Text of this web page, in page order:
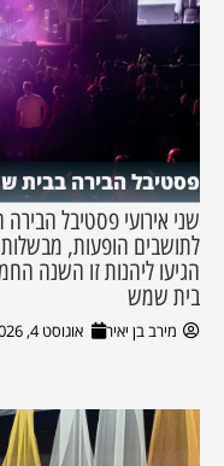
פסטיבל הבירה בבית
שני אירועי פסטיבל
לתושבים הופעות, מבשלות
הגיעו ליהנות זו השנה
בית שמש
מירב בן יאיר אוגוסט 4, 2026